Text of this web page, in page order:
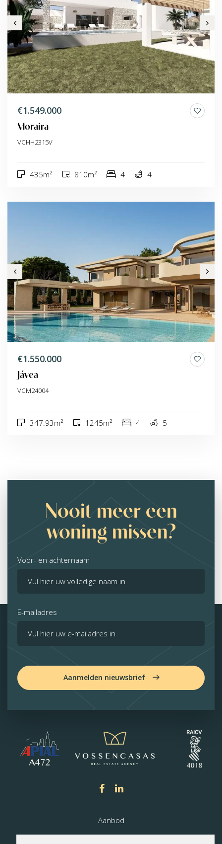
€1.549.000
Moraira
VCHH2315V
435m² 810m² 4 4
€1.550.000
Jávea
VCM24004
347.93m² 1245m² 4 5
Nooit meer een
woning missen?
Voor- en achternaam
E-mailadres
Aanmelden nieuwsbrief
Aanbod